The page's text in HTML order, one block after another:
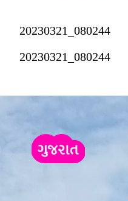
20230321_080244
20230321_080244